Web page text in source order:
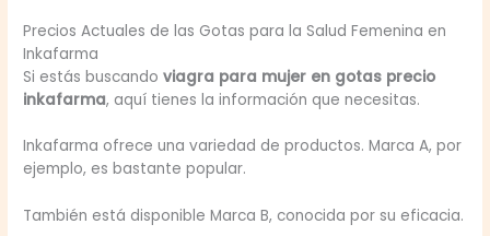
Precios Actuales de las Gotas para la Salud Femenina en
Inkafarma
Si estás buscandoviagra para mujer en gotas precio
inkafarma, aquí tienes la información que necesitas.
Inkafarma ofrece una variedad de productos. Marca A, por
ejemplo, es bastante popular.
También está disponible Marca B, conocida por su eficacia.